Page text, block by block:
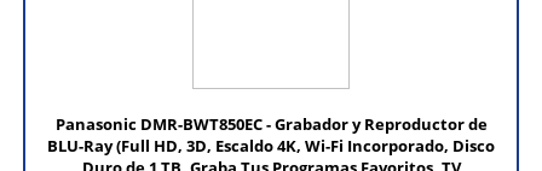
Panasonic DMR-BWT850EC - Grabador y Reproductor de
BLU-Ray (Full HD, 3D, Escaldo 4K, Wi-Fi Incorporado, Disco